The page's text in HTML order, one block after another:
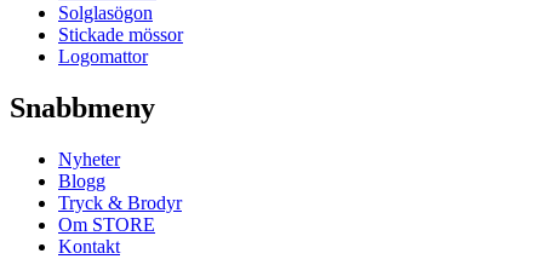
Solglasögon
Stickade mössor
Logomattor
Snabbmeny
Nyheter
Blogg
Tryck & Brodyr
Om STORE
Kontakt